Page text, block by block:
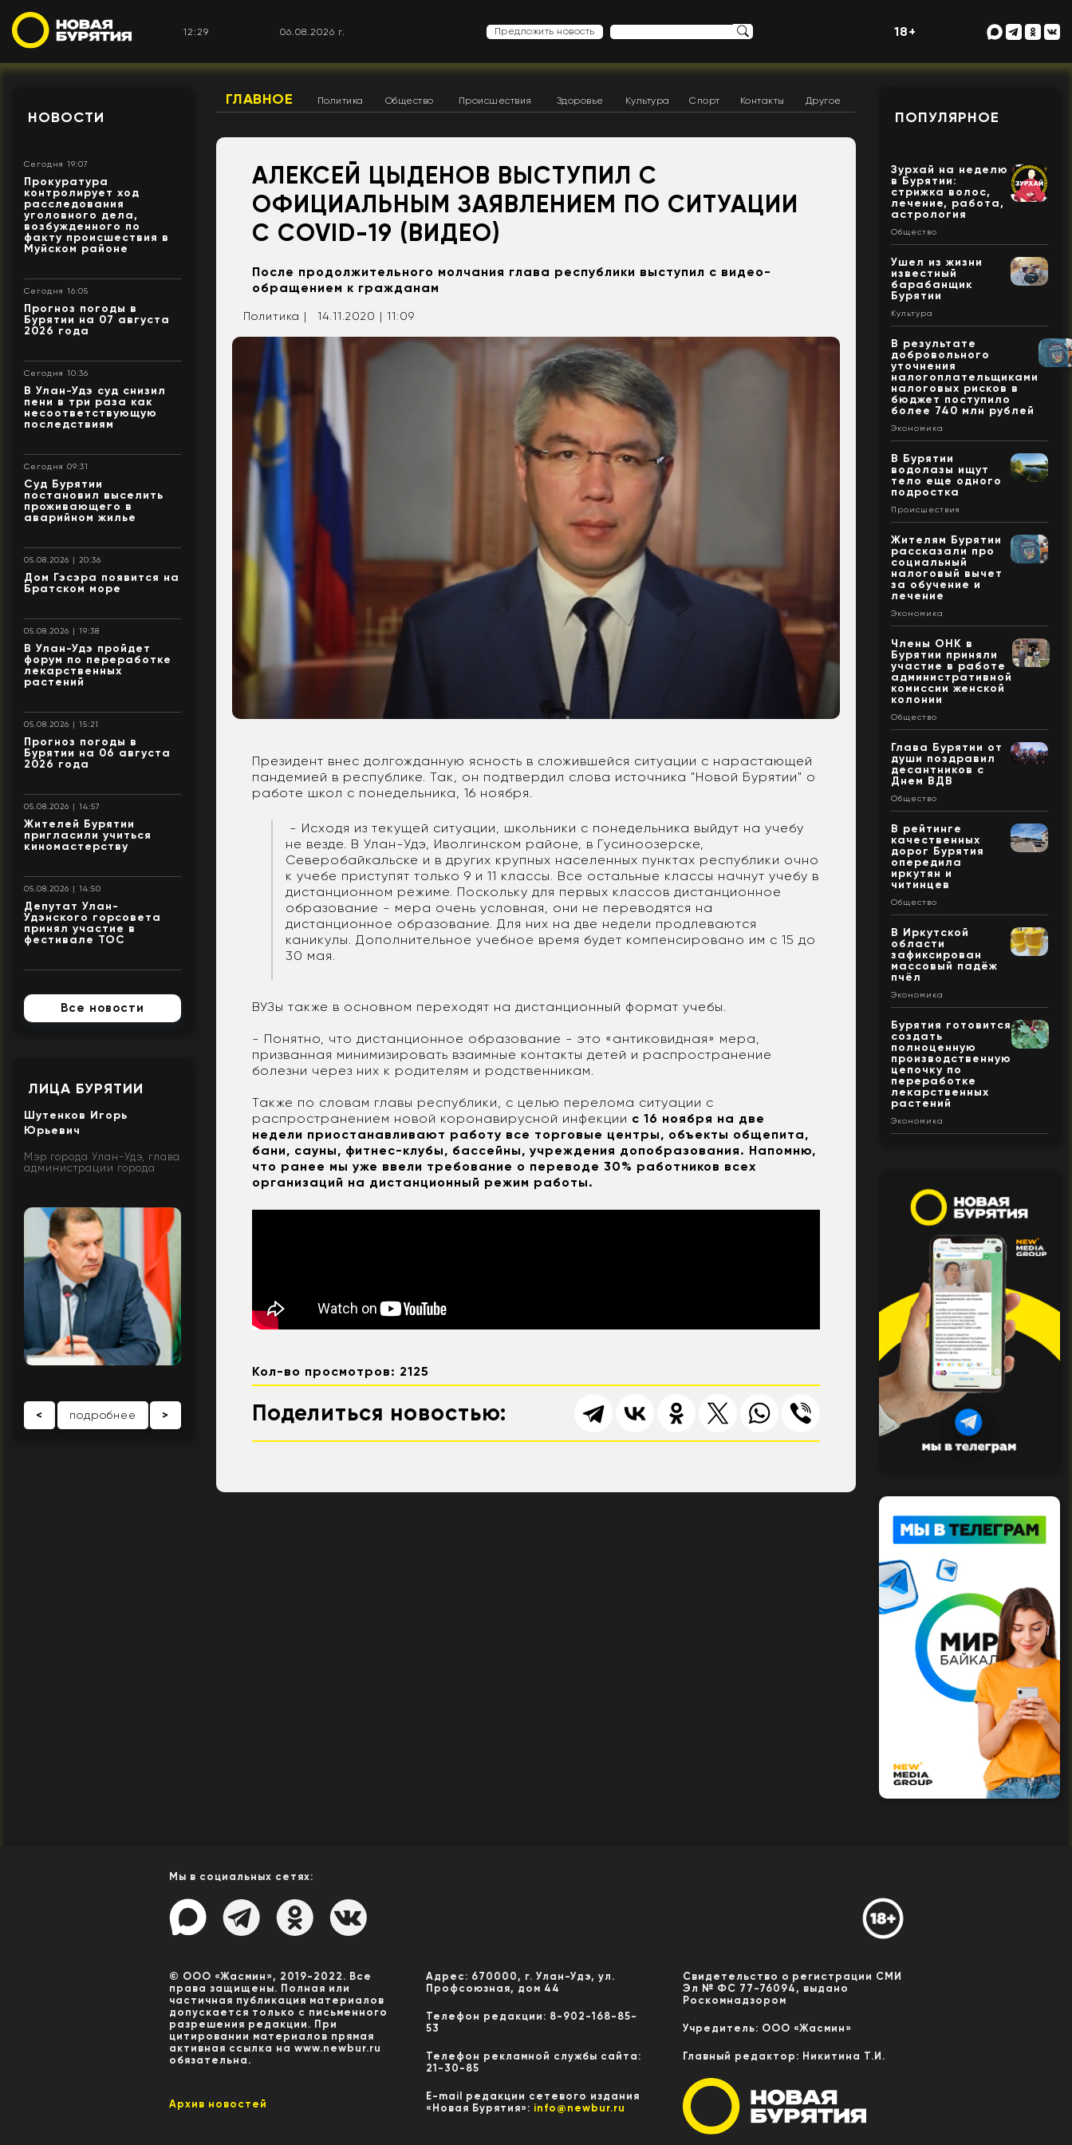
12:29 06.08.2026 г. Предложить новость 18+
НОВОСТИ
Сегодня 19:07
Прокуратура
контролирует ход
расследования
уголовного дела,
возбужденного по
факту происшествия в
Муйском районе
Сегодня 16:05
Прогноз погоды в
Бурятии на 07 августа
2026 года
Сегодня 10:36
В Улан-Удэ суд снизил
пени в три раза как
несоответствующую
последствиям
Сегодня 09:31
Суд Бурятии
постановил выселить
проживающего в
аварийном жилье
05.08.2026 | 20:36
Дом Гэсэра появится на
Братском море
05.08.2026 | 19:38
В Улан-Удэ пройдет
форум по переработке
лекарственных
растений
05.08.2026 | 15:21
Прогноз погоды в
Бурятии на 06 августа
2026 года
05.08.2026 | 14:57
Жителей Бурятии
пригласили учиться
киномастерству
05.08.2026 | 14:50
Депутат Улан-
Удэнского горсовета
принял участие в
фестивале ТОС
Все новости
ЛИЦА БУРЯТИИ
Шутенков Игорь
Юрьевич
Мэр города Улан-Удэ, глава
администрации города
< подробнее >
ГЛАВНОЕ Политика Общество Происшествия Здоровье Культура Спорт Контакты Другое
АЛЕКСЕЙ ЦЫДЕНОВ ВЫСТУПИЛ С
ОФИЦИАЛЬНЫМ ЗАЯВЛЕНИЕМ ПО СИТУАЦИИ
С COVID-19 (ВИДЕО)
После продолжительного молчания глава республики выступил с видео-
обращением к гражданам
Политика | 14.11.2020 | 11:09
Президент внес долгожданную ясность в сложившейся ситуации с нарастающей
пандемией в республике. Так, он подтвердил слова источника "Новой Бурятии" о
работе школ с понедельника, 16 ноября.
- Исходя из текущей ситуации, школьники с понедельника выйдут на учебу
не везде. В Улан-Удэ, Иволгинском районе, в Гусиноозерске,
Северобайкальске и в других крупных населенных пунктах республики очно
к учебе приступят только 9 и 11 классы. Все остальные классы начнут учебу в
дистанционном режиме. Поскольку для первых классов дистанционное
образование - мера очень условная, они не переводятся на
дистанционное образование. Для них на две недели продлеваются
каникулы. Дополнительное учебное время будет компенсировано им с 15 до
30 мая.
ВУЗы также в основном переходят на дистанционный формат учебы.
- Понятно, что дистанционное образование - это «антиковидная» мера,
призванная минимизировать взаимные контакты детей и распространение
болезни через них к родителям и родственникам.
Также по словам главы республики, с целью перелома ситуации с
распространением новой коронавирусной инфекции с 16 ноября на две
недели приостанавливают работу все торговые центры, объекты общепита,
бани, сауны, фитнес-клубы, бассейны, учреждения допобразования. Напомню,
что ранее мы уже ввели требование о переводе 30% работников всех
организаций на дистанционный режим работы.
Кол-во просмотров: 2125
Поделиться новостью:
ПОПУЛЯРНОЕ
Зурхай на неделю
в Бурятии:
стрижка волос,
лечение, работа,
астрология
Общество
Ушел из жизни
известный
барабанщик
Бурятии
Культура
В результате
добровольного
уточнения
налогоплательщиками
налоговых рисков в
бюджет поступило
более 740 млн рублей
Экономика
В Бурятии
водолазы ищут
тело еще одного
подростка
Происшествия
Жителям Бурятии
рассказали про
социальный
налоговый вычет
за обучение и
лечение
Экономика
Члены ОНК в
Бурятии приняли
участие в работе
административной
комиссии женской
колонии
Общество
Глава Бурятии от
души поздравил
десантников с
Днем ВДВ
Общество
В рейтинге
качественных
дорог Бурятия
опередила
иркутян и
читинцев
Общество
В Иркутской
области
зафиксирован
массовый падёж
пчёл
Экономика
Бурятия готовится
создать
полноценную
производственную
цепочку по
переработке
лекарственных
растений
Экономика
Мы в социальных сетях:
© ООО «Жасмин», 2019-2022. Все
права защищены. Полная или
частичная публикация материалов
допускается только с письменного
разрешения редакции. При
цитировании материалов прямая
активная ссылка на www.newbur.ru
обязательна.
Архив новостей
Адрес: 670000, г. Улан-Удэ, ул.
Профсоюзная, дом 44
Телефон редакции: 8-902-168-85-
53
Телефон рекламной службы сайта:
21-30-85
E-mail редакции сетевого издания
«Новая Бурятия»: info@newbur.ru
Свидетельство о регистрации СМИ
Эл № ФС 77-76094, выдано
Роскомнадзором
Учредитель: ООО «Жасмин»
Главный редактор: Никитина Т.И.